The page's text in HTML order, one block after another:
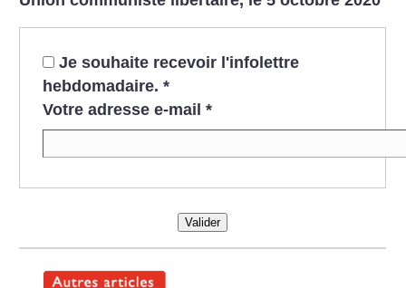
Je souhaite recevoir l'infolettre
hebdomadaire. *
Votre adresse e-mail *
Valider